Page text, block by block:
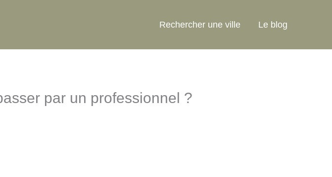
Rechercher une ville Le blog
par un professionnel ?